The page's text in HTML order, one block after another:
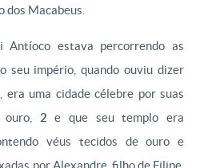
Macabeus.
Antíoco estava percorrendo as
seu império, quando ouviu dizer
era uma cidade célebre por suas
2 e que seu templo era
véus tecidos de ouro e
por Alexandre, filho de Filipe,